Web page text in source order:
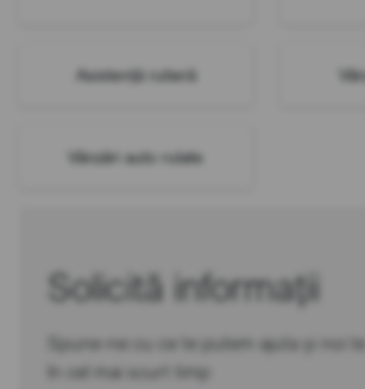
Asistență rutieră
Vânzări auto rulate
Solicită informații
Spune-ne cu ce te putem ajuta și noi
în cel mai scurt timp